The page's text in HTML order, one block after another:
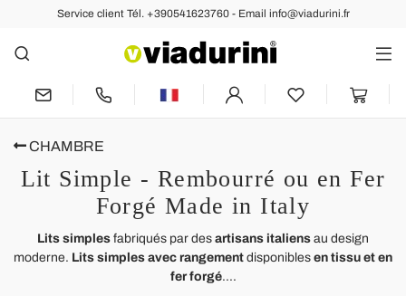
Service client Tél. +390541623760 - Email info@viadurini.fr
CHAMBRE
Lit Simple - Rembourré ou en Fer
Forgé Made in Italy
Lits simples fabriqués par des artisans italiens au design
moderne. Lits simples avec rangement disponibles en tissu et en
fer forgé....